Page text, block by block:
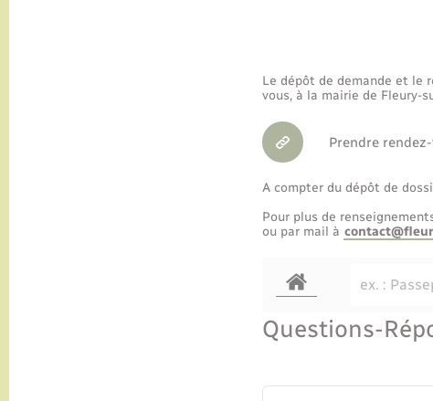
Le dépôt de demande et le
vous, à la mairie de Fleury-
Prendre
A compter du dépôt de
Pour plus de
ou par mail à
Questions-